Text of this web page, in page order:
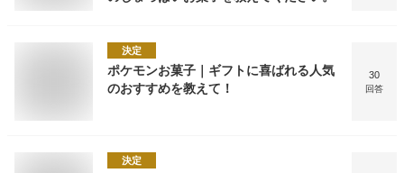
決定
ポケモンお菓子｜ギフトに喜ばれる人気
のおすすめを教えて！
30
回答
決定